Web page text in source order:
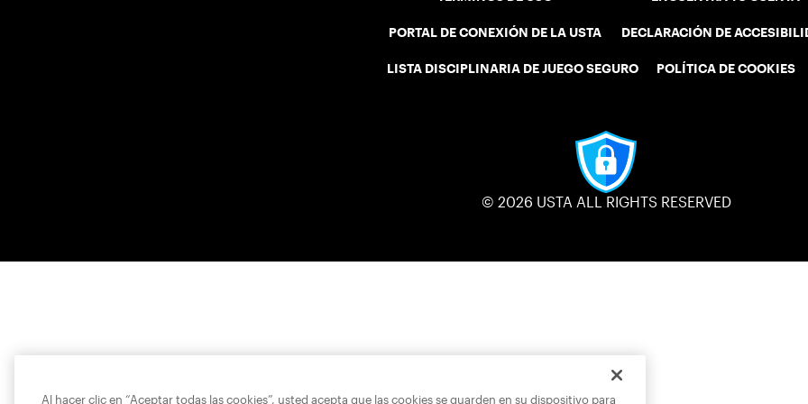
PORTAL DE CONEXIÓN DE LA USTA
LISTA DISCIPLINARIA DE JUEGO SEGURO
DECLARACIÓN DE
POLÍTICA DE COOKIES
© 2026 USTA ALL RIGHTS RESERVED
Al hacer clic en “Aceptar todas las cookies”, usted acepta que las cookies se guarden en su dispositivo para